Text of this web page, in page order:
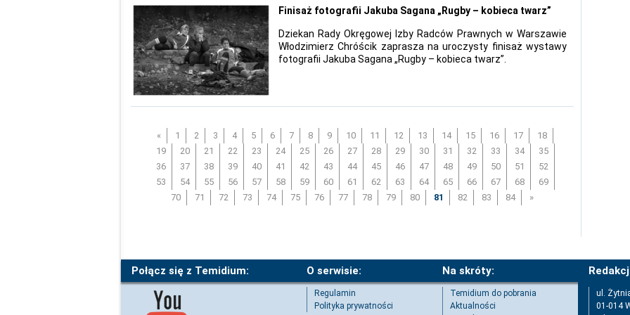
Finisaż fotografii Jakuba Sagana „Rugby – kobieca twarz”
Dziekan Rady Okręgowej Izby Radców Prawnych w Warszawie
Włodzimierz Chróścik zaprasza na uroczysty finisaż wystawy
fotografii Jakuba Sagana „Rugby – kobieca twarz”.
« 1 2 3 4 5 6 7 8 9 10 11 12 13 14 15 16 17
18
19
20 21 22 23 24 25 26 27 28 29 30 31 32 33 34
35
36
37 38 39 40 41 42 43 44 45 46 47 48 49 50 51
52
53
54 55 56 57 58 59 60 61 62 63 64 65 66 67 68
69
70
71 72 73 74 75 76 77 78 79 80 81 82 83 84 »
Połącz się z Temidium: O serwisie: Na skróty:
Regulamin
Polityka prywatności
Temidium do pobrania
Aktualności
ul.
01-014